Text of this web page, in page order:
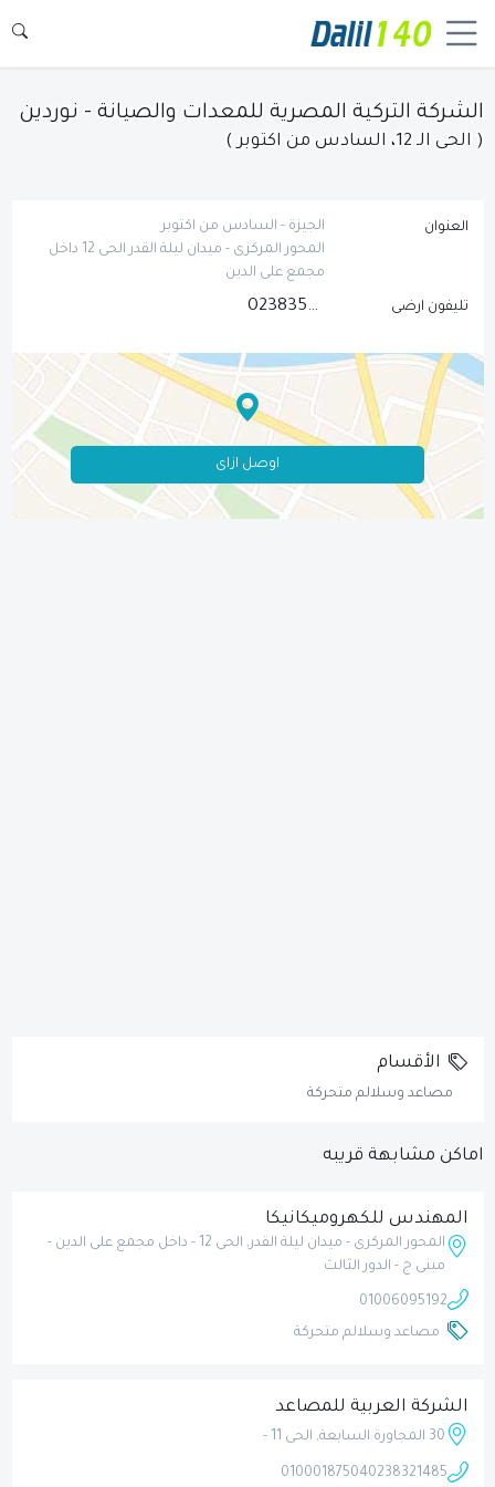
الشركة التركية المصرية للمعدات والصيانة - نوردين
( الحى الـ 12، السادس من اكتوبر )
العنوان
الجيزة - السادس من اكتوبر
المحور المركزى - ميدان ليلة القدر الحى 12 داخل
مجمع على الدين
تليفون ارضى 0238354835
اوصل ازاى
الأقسام
مصاعد وسلالم متحركة
اماكن مشابهة قريبه
المهندس للكهروميكانيكا
المحور المركزى - ميدان ليلة القدر, الحى 12 - داخل مجمع على الدين -
مبنى ج - الدور الثالث
01006095192
مصاعد وسلالم متحركة
الشركة العربية للمصاعد
30 المجاورة السابعة, الحى 11 -
0238321485
01000187504